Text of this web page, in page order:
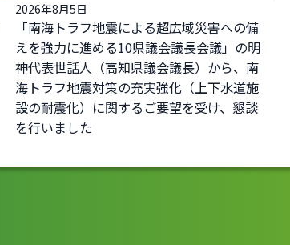
2026年8月5日
「南海トラフ地震による超広域災害への備
えを強力に進める10県議会議長会議」の明
神代表世話人（高知県議会議長）から、南
海トラフ地震対策の充実強化（上下水道施
設の耐震化）に関するご要望を受け、懇談
を行いました